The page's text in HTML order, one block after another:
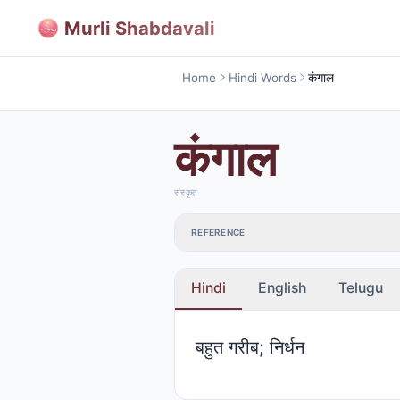
Murli Shabdavali
Home Hindi Words कंगाल
कंगाल
संस्कृत
REFERENCE
Hindi English Telugu
बहुत गरीब; निर्धन